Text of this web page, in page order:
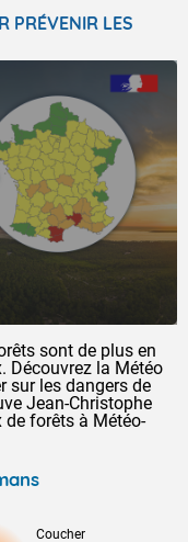
PRÉVENIR LES
sont de plus en
Découvrez la Météo
sur les dangers de
Jean-Christophe
forêts à Météo-
Coucher